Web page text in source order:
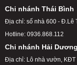
Chi nhánh Thái Bình
Địa chỉ: số nhà 600 - Đ.Lê
Hotline: 0936.868.112
Chi nhánh Hải Dương
Địa chỉ: Lô nhà vườn, KĐT